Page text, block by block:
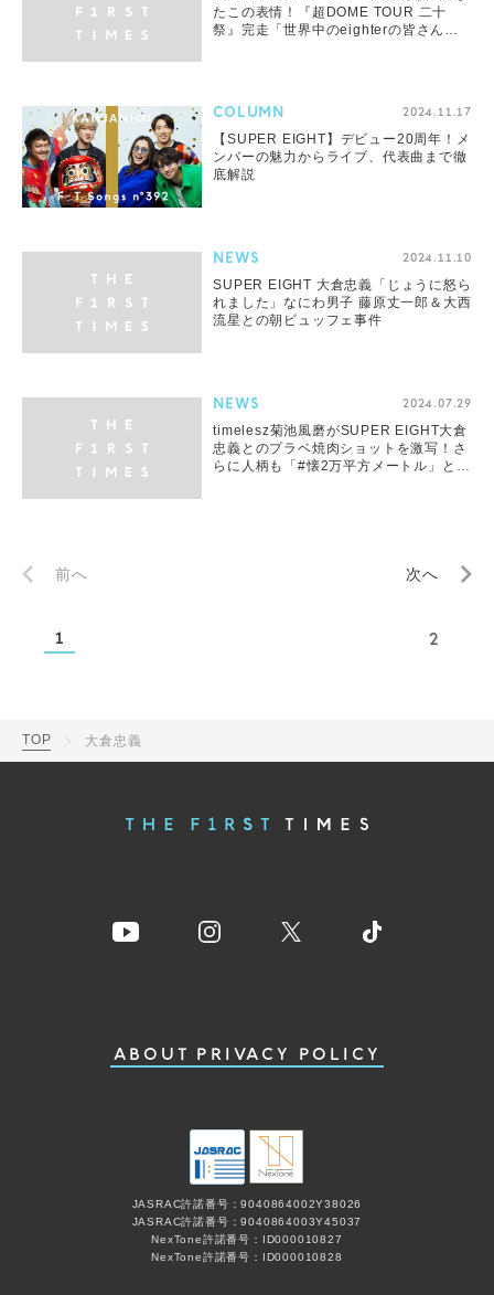
たこの表情！『超DOME TOUR 二十
祭』完走「世界中のeighterの皆さん一
COLUMN 2024.11.17
【SUPER EIGHT】デビュー20周年！メ
ンバーの魅力からライブ、代表曲まで徹
底解説
NEWS 2024.11.10
SUPER EIGHT 大倉忠義「じょうに怒ら
れました」なにわ男子 藤原丈一郎＆大西
流星との朝ビュッフェ事件
NEWS 2024.07.29
timelesz菊池風磨がSUPER EIGHT大倉
忠義とのプラベ焼肉ショットを激写！さ
らに人柄も「#懐2万平方メートル」と絶
前へ 次へ
1 2
TOP 大倉忠義
ABOUT PRIVACY POLICY
JASRAC許諾番号：9040864002Y38026
JASRAC許諾番号：9040864003Y45037
NexTone許諾番号：ID000010827
NexTone許諾番号：ID000010828